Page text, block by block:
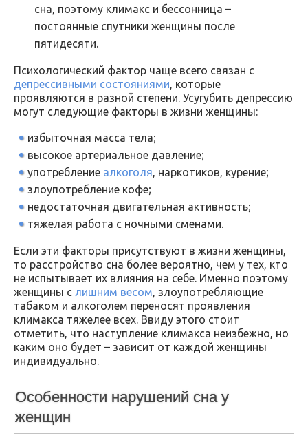
сна, поэтому климакс и бессонница –
постоянные спутники женщины после
пятидесяти.
Психологический фактор чаще всего связан с
депрессивными состояниями , которые
проявляются в разной степени. Усугубить депрессию
могут следующие факторы в жизни женщины:
избыточная масса тела;
высокое артериальное давление;
употребление алкоголя , наркотиков, курение;
злоупотребление кофе;
недостаточная двигательная активность;
тяжелая работа с ночными сменами.
Если эти факторы присутствуют в жизни женщины,
то расстройство сна более вероятно, чем у тех, кто
не испытывает их влияния на себе. Именно поэтому
женщины с лишним весом , злоупотребляющие
табаком и алкоголем переносят проявления
климакса тяжелее всех. Ввиду этого стоит
отметить, что наступление климакса неизбежно, но
каким оно будет – зависит от каждой женщины
индивидуально.
Особенности нарушений сна у
женщин